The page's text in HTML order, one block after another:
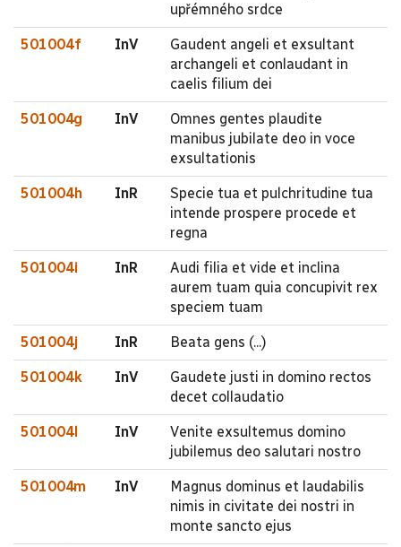
upřémného srdce
501004f InV
Gaudent angeli et exsultant
archangeli et conlaudant in
caelis filium dei
501004g InV
Omnes gentes plaudite
manibus jubilate deo in voce
exsultationis
501004h InR
Specie tua et pulchritudine tua
intende prospere procede et
regna
501004i InR
Audi filia et vide et inclina
aurem tuam quia concupivit rex
speciem tuam
501004j InR Beata gens (...)
501004k InV
Gaudete justi in domino rectos
decet collaudatio
501004l InV
Venite exsultemus domino
jubilemus deo salutari nostro
501004m InV
Magnus dominus et laudabilis
nimis in civitate dei nostri in
monte sancto ejus